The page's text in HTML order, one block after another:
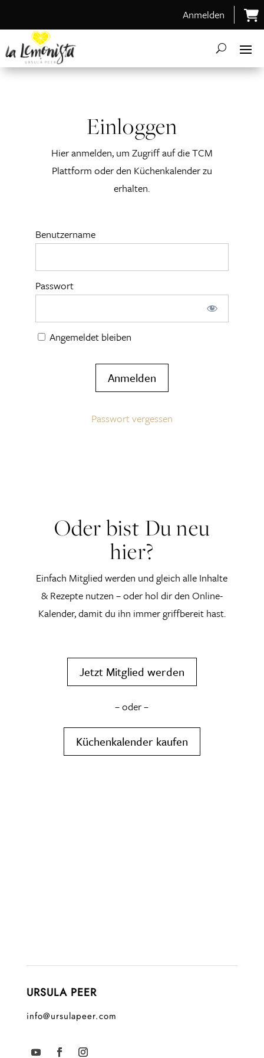
Anmelden
Einloggen
Hier anmelden, um Zugriff auf die TCM
Plattform oder den Küchenkalender zu
erhalten.
Benutzername
Passwort
Angemeldet bleiben
Passwort vergessen
Oder bist Du neu
hier?
Einfach Mitglied werden und gleich alle Inhalte
& Rezepte nutzen – oder hol dir den Online-
Kalender, damit du ihn immer griffbereit hast.
Jetzt Mitglied werden
– oder –
Küchenkalender kaufen
URSULA PEER
info@ursulapeer.com